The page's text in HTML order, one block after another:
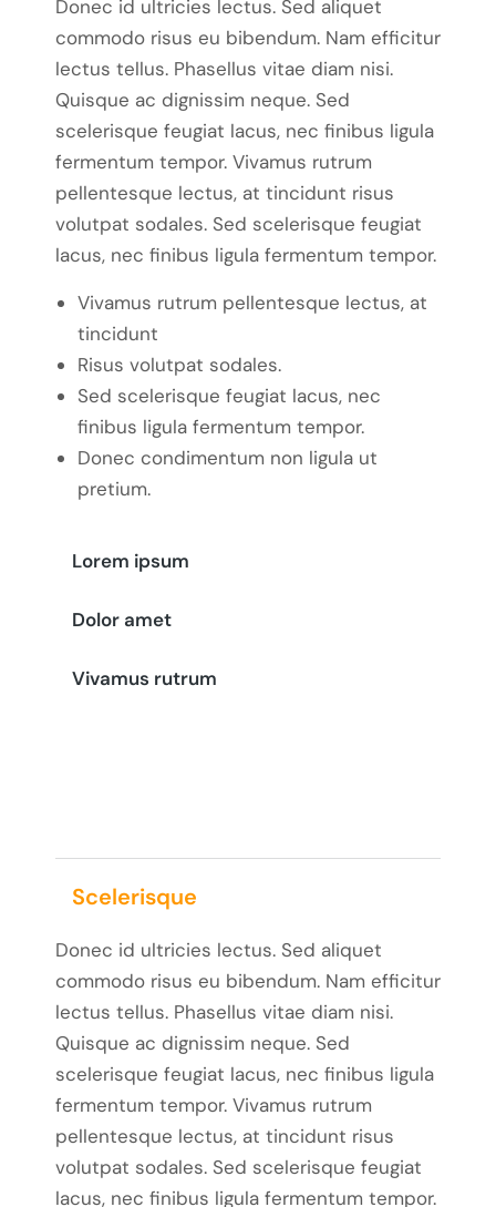
Donec id ultricies lectus. Sed aliquet
commodo risus eu bibendum. Nam efficitur
lectus tellus. Phasellus vitae diam nisi.
Quisque ac dignissim neque. Sed
scelerisque feugiat lacus, nec finibus ligula
fermentum tempor. Vivamus rutrum
pellentesque lectus, at tincidunt risus
volutpat sodales. Sed scelerisque feugiat
lacus, nec finibus ligula fermentum tempor.
Vivamus rutrum pellentesque lectus, at
tincidunt
Risus volutpat sodales.
Sed scelerisque feugiat lacus, nec
finibus ligula fermentum tempor.
Donec condimentum non ligula ut
pretium.
Lorem ipsum
Dolor amet
Vivamus rutrum
Scelerisque
Donec id ultricies lectus. Sed aliquet
commodo risus eu bibendum. Nam efficitur
lectus tellus. Phasellus vitae diam nisi.
Quisque ac dignissim neque. Sed
scelerisque feugiat lacus, nec finibus ligula
fermentum tempor. Vivamus rutrum
pellentesque lectus, at tincidunt risus
volutpat sodales. Sed scelerisque feugiat
lacus, nec finibus ligula fermentum tempor.